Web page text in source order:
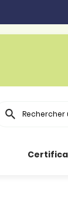
Rechercher